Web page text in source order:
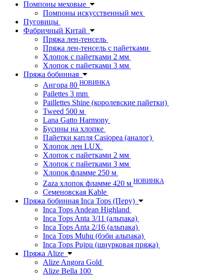
Помпоны меховые
Помпоны искусственный мех
Пуговицы
Фабричный Китай
Пряжа лен-тенсель
Пряжа лен-тенсель с пайетками
Хлопок с пайетками 2 мм
Хлопок с пайетками 3 мм
Пряжа бобинная
Ангора 80 НОВИНКА
Pailettes 3 mm
Paillettes Shine (королевские пайетки)
Tweed 500 м
Lana Gatto Harmony
Бусины на хлопке
Пайетки капля Casiopea (аналог)
Хлопок лен LUX
Хлопок с пайетками 2 мм
Хлопок с пайетками 3 мм
Хлопок фламме 250 м
Zaza хлопок фламме 420 м НОВИНКА
Семеновская Kable
Пряжа бобинная Inca Tops (Перу)
Inca Tops Andean Highland
Inca Tops Anta 3/11 (альпака)
Inca Tops Anta 2/16 (альпака)
Inca Tops Muhu (бэби альпака)
Inca Tops Pujpu (шнурковая пряжа)
Пряжа Alize
Alize Angora Gold
Alize Bella 100